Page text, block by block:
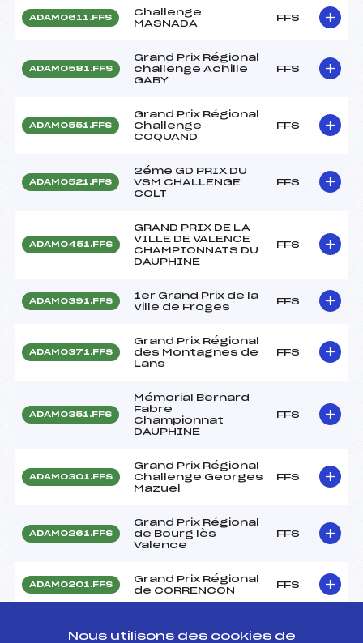
ADAM0611.FFS
Challenge
MASNADA
FFS
ADAM0581.FFS
Grand Prix Régional
challenge Achille
GABY
FFS
ADAM0551.FFS
Grand Prix Régional
Challenge
COQUAND
FFS
ADAM0521.FFS
2éme GD PRIX DU
VSM CHALLENGE
COLT
FFS
ADAM0451.FFS
GRAND PRIX DE LA
VILLE DE VALENCE
CHAMPIONNATS DU
DAUPHINE
FFS
ADAM0391.FFS
1er Grand Prix de la
Ville de Froges
FFS
ADAM0371.FFS
Grand Prix Régional
des Montagnes de
Lans
FFS
ADAM0351.FFS
Mémorial Bernard
Fabre
Championnat
DAUPHINE
FFS
ADAM0301.FFS
Grand Prix Régional
Challenge Georges
Mazuel
FFS
ADAM0261.FFS
Grand Prix Régional
de Bourg lès
Valence
FFS
ADAM0201.FFS
Grand Prix Régional
de CORRENCON
FFS
Prix de VAUJANY
Nous utilisons des cookies de